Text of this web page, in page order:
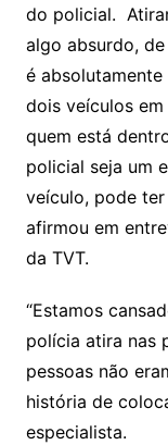
do policial.
algo absurdo,
é
dois veículos
quem está
policial seja um
veículo, pode
afirmou em
da TVT.
“Estamos
polícia atira nas
pessoas não
história de
especialista.